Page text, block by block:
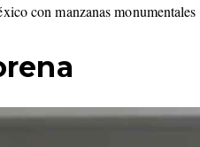
con manzanas monumentales